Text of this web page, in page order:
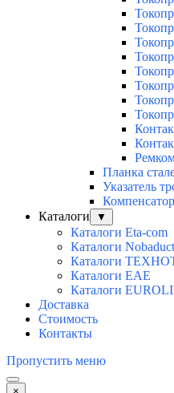
Планка
Указатель
Каталоги
▼
Каталоги Eta-com
Каталоги Nobaduct
Каталоги
Каталоги EAE
Каталоги
Доставка
Стоимость
Контакты
Пропустить меню